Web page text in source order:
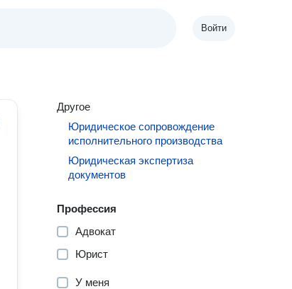
Войти
Другое
Юридическое сопровождение
исполнительного производства
Юридическая экспертиза
документов
Профессия
Адвокат
Юрист
У меня